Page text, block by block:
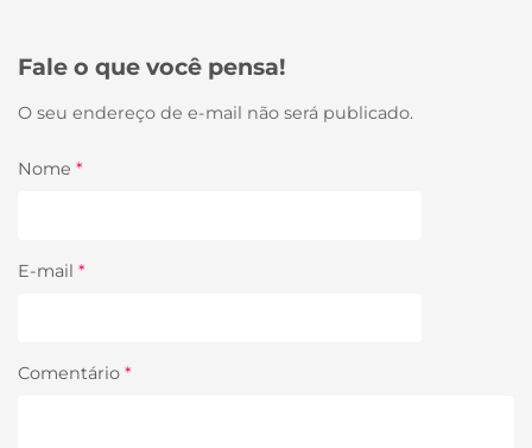
Fale o que você pensa!
O seu endereço de e-mail não será publicado.
Nome *
E-mail *
Comentário *